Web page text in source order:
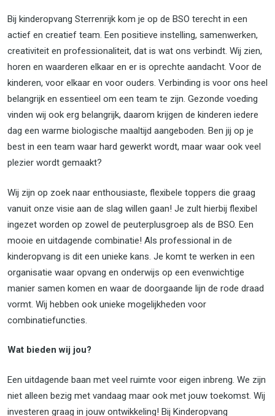
Bij kinderopvang Sterrenrijk kom je op de BSO terecht in een
actief en creatief team. Een positieve instelling, samenwerken,
creativiteit en professionaliteit, dat is wat ons verbindt. Wij zien,
horen en waarderen elkaar en er is oprechte aandacht. Voor de
kinderen, voor elkaar en voor ouders. Verbinding is voor ons heel
belangrijk en essentieel om een team te zijn. Gezonde voeding
vinden wij ook erg belangrijk, daarom krijgen de kinderen iedere
dag een warme biologische maaltijd aangeboden. Ben jij op je
best in een team waar hard gewerkt wordt, maar waar ook veel
plezier wordt gemaakt?
Wij zijn op zoek naar enthousiaste, flexibele toppers die graag
vanuit onze visie aan de slag willen gaan! Je zult hierbij flexibel
ingezet worden op zowel de peuterplusgroep als de BSO. Een
mooie en uitdagende combinatie! Als professional in de
kinderopvang is dit een unieke kans. Je komt te werken in een
organisatie waar opvang en onderwijs op een evenwichtige
manier samen komen en waar de doorgaande lijn de rode draad
vormt. Wij hebben ook unieke mogelijkheden voor
combinatiefuncties.
Wat bieden wij jou?
Een uitdagende baan met veel ruimte voor eigen inbreng. We zijn
niet alleen bezig met vandaag maar ook met jouw toekomst. Wij
investeren graag in jouw ontwikkeling! Bij Kinderopvang